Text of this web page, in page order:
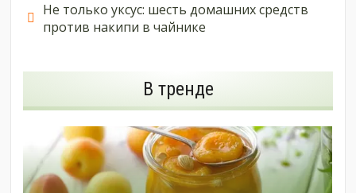
Не только уксус: шесть домашних средств
против накипи в чайнике
В тренде